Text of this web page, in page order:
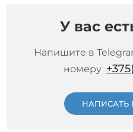
У вас
Напишите в
номеру
НАПИСАТЬ